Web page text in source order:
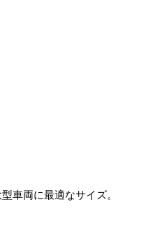
車両に最適なサイズ。